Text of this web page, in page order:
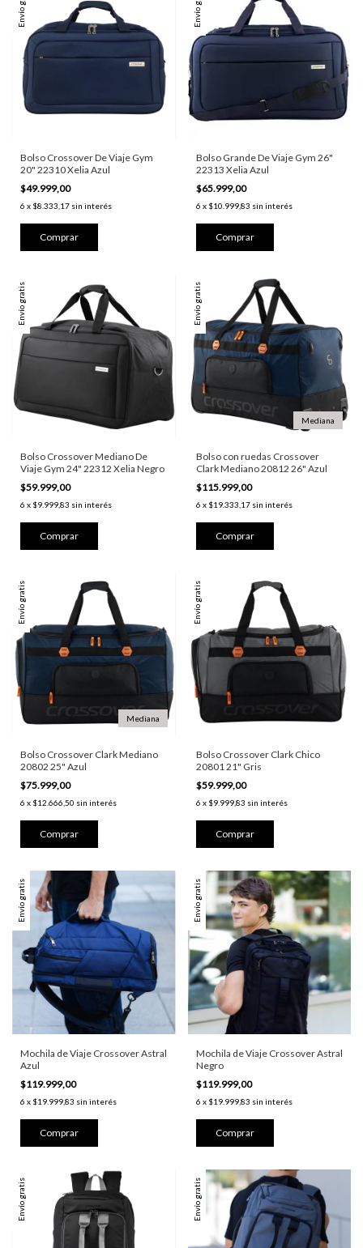
Bolso Crossover De Viaje Gym
20" 22310 Xelia Azul
$49.999,00
6 x $8.333,17 sin interés
Bolso Grande De Viaje Gym 26"
22313 Xelia Azul
$65.999,00
6 x $10.999,83 sin interés
Envío gratis
Bolso Crossover Mediano De
Viaje Gym 24" 22312 Xelia Negro
$59.999,00
6 x $9.999,83 sin interés
Envío gratis
Mediana
Bolso con ruedas Crossover
Clark Mediano 20812 26" Azul
$115.999,00
6 x $19.333,17 sin interés
Envío gratis
Mediana
Bolso Crossover Clark Mediano
20802 25" Azul
$75.999,00
6 x $12.666,50 sin interés
Envío gratis
Bolso Crossover Clark Chico
20801 21" Gris
$59.999,00
6 x $9.999,83 sin interés
Envío gratis
Mochila de Viaje Crossover Astral
Azul
$119.999,00
6 x $19.999,83 sin interés
Envío gratis
Mochila de Viaje Crossover Astral
Negro
$119.999,00
6 x $19.999,83 sin interés
Envío gratis Envío gratis